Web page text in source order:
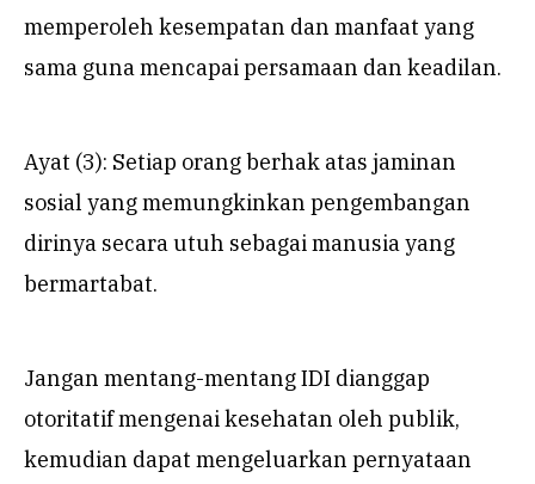
memperoleh kesempatan dan manfaat yang
sama guna mencapai persamaan dan keadilan.
Ayat (3): Setiap orang berhak atas jaminan
sosial yang memungkinkan pengembangan
dirinya secara utuh sebagai manusia yang
bermartabat.
Jangan mentang-mentang IDI dianggap
otoritatif mengenai kesehatan oleh publik,
kemudian dapat mengeluarkan pernyataan